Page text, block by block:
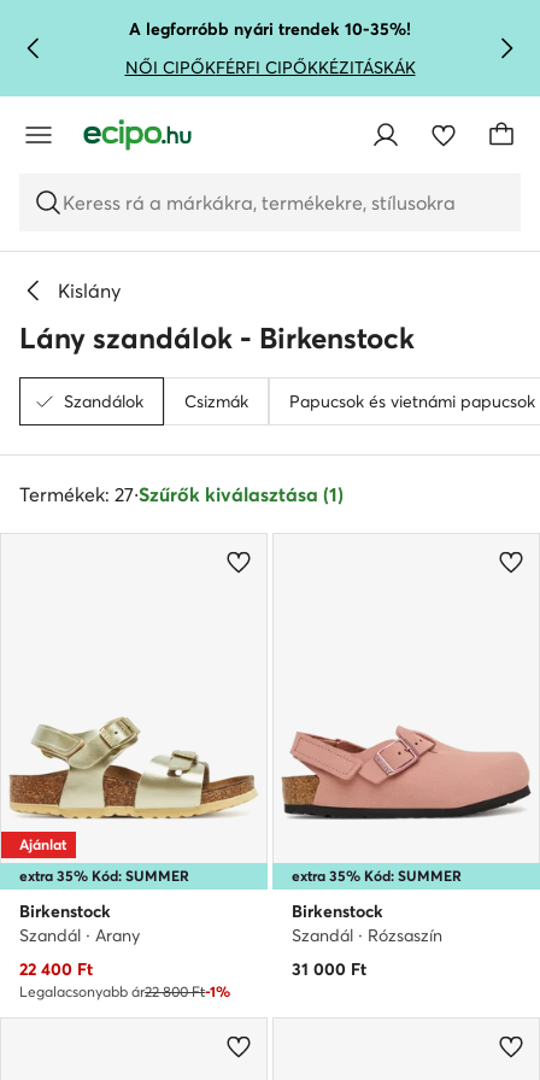
UGRÁS A FŐ TARTALOMRA
UGRÁS A KERESÉSHEZA legforróbb nyári trendek 10-35%!
NŐI CIPŐKFÉRFI CIPŐKKÉZITÁSKÁK
Keress rá a márkákra, termékekre, stílusokra
Kislány
Lány szandálok - Birkenstock
Szandálok Csizmák Papucsok és vietnámi papucsok
Termékek: 27·Szűrők kiválasztása (1)
extra 35% Kód: SUMMER
Ajánlat
Birkenstock
Szandál · Arany
Aktuális ár
22 400 Ft
Legalacsonyabb ár22 800 Ft-1%
extra 35% Kód: SUMMER
Birkenstock
Szandál · Rózsaszín
31 000 Ft